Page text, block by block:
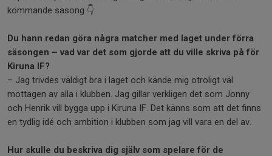
kommande säsong 👇
Du hann redan göra några matcher med laget under förra
säsongen – vad var det som gjorde att du ville skriva på för
Kiruna IF?
– Jag trivdes väldigt bra i laget och kände mig otroligt väl
mottagen av alla i klubben. Jag gillar verkligen det som Jonny
och Henrik vill bygga upp i Kiruna IF. Det känns som att det finns
en tydlig idé och ambition i klubben som jag vill vara en del av.
Hur skulle du beskriva dig själv som spelare för de